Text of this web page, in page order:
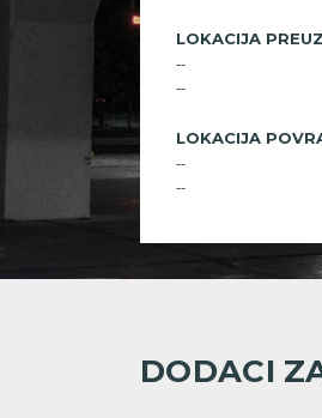
LOKACIJA
--
--
LOKACIJA
--
--
DODACI